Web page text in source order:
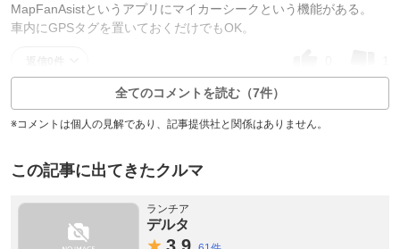
MapFanAsistというアプリにマイカーシークという機能がある。
車内にGPSタグを置いておくだけでもOK。
全てのコメントを読む（7件）
※コメントは個人の見解であり、記事提供社と関係はありません。
この記事に出てきたクルマ
ランチア
デルタ